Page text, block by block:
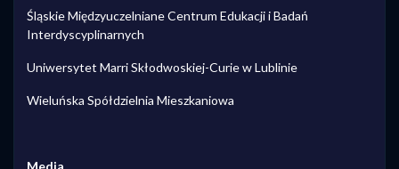
Śląskie Międzyuczelniane Centrum Edukacji i Badań
Interdyscyplinarnych
Uniwersytet Marri Skłodwoskiej-Curie w Lublinie
Wieluńska Spółdzielnia Mieszkaniowa
Media